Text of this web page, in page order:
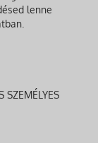
lenne
SZEMÉLYES